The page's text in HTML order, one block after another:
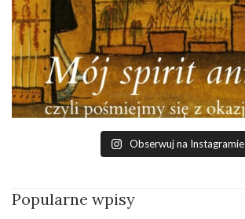
Obserwuj na Instagramie
Popularne wpisy